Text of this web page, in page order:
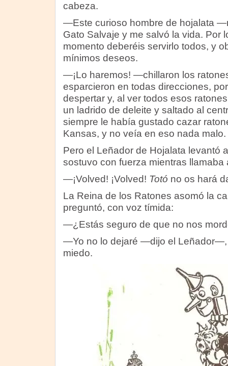
cabeza.
—Este curioso hombre de hojalata
Gato Salvaje y me salvó la vida. Por
momento deberéis servirlo todos, y
mínimos deseos.
—¡Lo haremos! —chillaron los
esparcieron en todas direcciones,
despertar y, al ver todos esos
un ladrido de deleite y saltado al
siempre le había gustado cazar
Kansas, y no veía en eso nada malo.
Pero el Leñador de Hojalata levantó
sostuvo con fuerza mientras llamaba
—¡Volved! ¡Volved! Totó no os hará
La Reina de los Ratones asomó la
preguntó, con voz tímida:
—¿Estás seguro de que no nos
—Yo no lo dejaré —dijo el Leñador—,
miedo.